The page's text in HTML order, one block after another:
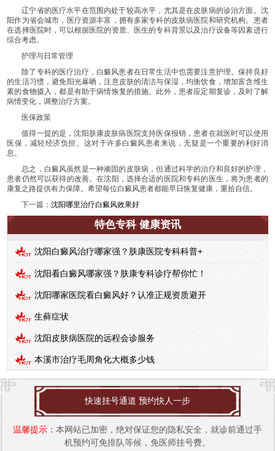
辽宁省的医疗水平在范围内处于较高水平，尤其是在皮肤病的诊治方面。沈
阳作为省会城市，医疗资源丰富，拥有多家专科的皮肤病医院和研究机构。患者
在选择医院时，可以根据医院的资质、医生的专科背景以及治疗设备等因素进行
综合考虑。
护理与日常管理
除了专科的医疗治疗，白癜风患者在日常生活中也需要注意护理。保持良好
的生活习惯，避免阳光暴晒，注意皮肤的清洁与保湿，均衡饮食，增加富含维生
素的食物摄入，都是有助于病情恢复的措施。此外，患者应定期复诊，及时了解
病情变化，调整治疗方案。
医保政策
值得一提的是，沈阳肤康皮肤病医院支持医保报销，患者在就医时可以使用
医保，减轻经济负担。这对于许多白癜风患者来说，无疑是一个重要的利好消
息。
总之，白癜风虽然是一种顽固的皮肤病，但通过科学的治疗和良好的护理，
患者仍然可以获得的改善。在沈阳，选择合适的医院和专科的医生，将为患者的
康复之路提供有力保障。希望每位白癜风患者都能早日恢复健康，重拾自信。
下一篇：沈阳哪里治疗白癜风效果好
特色专科 健康资讯
沈阳白癜风治疗哪家强？肤康医院专科科普+
沈阳看白癜风哪家强？肤康专科诊疗帮你忙！
沈阳哪家医院看白癜风好？认准正规资质避开
生藓症状
沈阳皮肤病医院的远程会诊服务
本溪市治疗毛周角化大概多少钱
快速挂号通道 预约快人一步
温馨提示： 本网站已加密，绝对保证您的隐私安全，就诊前通过手
机预约可免排队等候，免医师挂号费。